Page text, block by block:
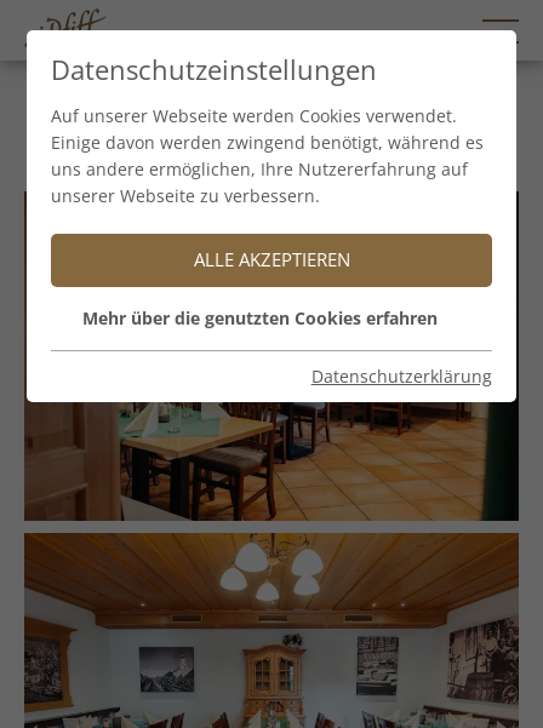
Franziskanerstüberl
Datenschutzeinstellungen
Auf unserer Webseite werden Cookies verwendet.
Einige davon werden zwingend benötigt, während es
uns andere ermöglichen, Ihre Nutzererfahrung auf
unserer Webseite zu verbessern.
ALLE AKZEPTIEREN
Mehr über die genutzten Cookies erfahren
Datenschutzerklärung